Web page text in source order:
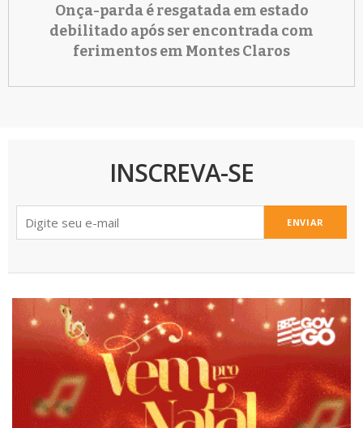
Onça-parda é resgatada em estado
debilitado após ser encontrada com
ferimentos em Montes Claros
INSCREVA-SE
ENVIAR